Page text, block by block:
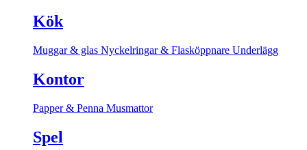
Kök
Muggar & glas Nyckelringar & Flasköppnare Underlägg
Kontor
Papper & Penna Musmattor
Spel